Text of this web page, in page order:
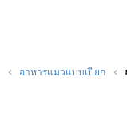
อาหารแมวแบบเปียก